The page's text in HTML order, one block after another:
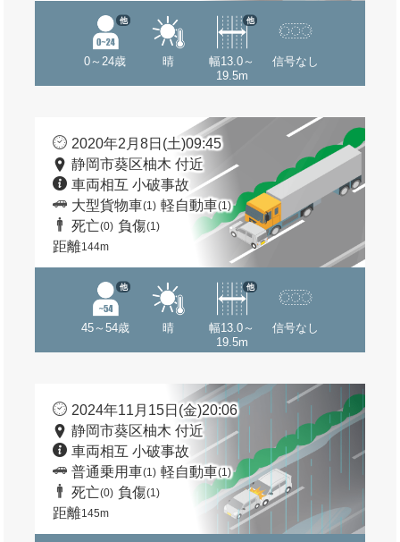
0～24歳
他
晴
幅13.0～
19.5m
他
信号なし
2020年2月8日(土)09:45
静岡市葵区柚木 付近
車両相互 小破事故
大型貨物車(1) 軽自動車(1)
死亡(0) 負傷(1)
距離144m
45～54歳
他
晴
幅13.0～
19.5m
他
信号なし
2024年11月15日(金)20:06
静岡市葵区柚木 付近
車両相互 小破事故
普通乗用車(1) 軽自動車(1)
死亡(0) 負傷(1)
距離145m